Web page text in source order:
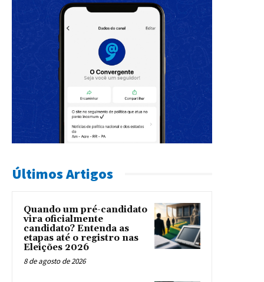
Últimos Artigos
Quando um pré-candidato
vira oficialmente
candidato? Entenda as
etapas até o registro nas
Eleições 2026
8 de agosto de 2026